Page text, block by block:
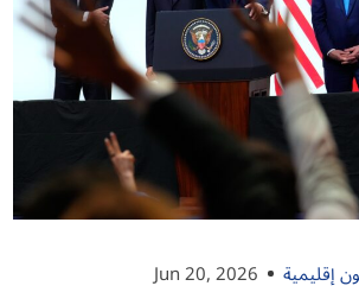
إقليمية Jun 20, 2026